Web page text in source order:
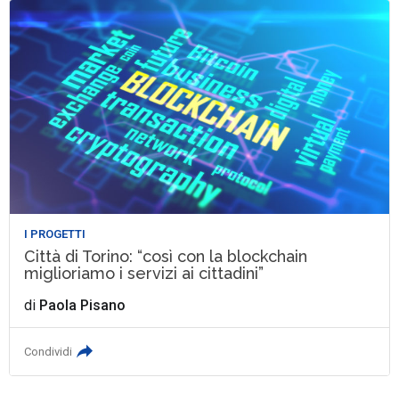
I PROGETTI
Città di Torino: “così con la blockchain
miglioriamo i servizi ai cittadini”
di Paola Pisano
Condividi